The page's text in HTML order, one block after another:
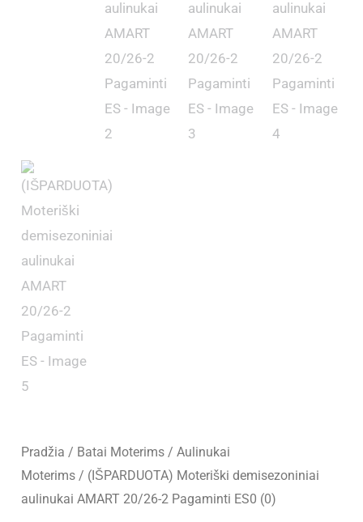
Pradžia / Batai Moterims /Aulinukai
Moterims / (IŠPARDUOTA) Moteriški demisezoniniai
aulinukai AMART 20/26-2 Pagaminti ES0 (0)